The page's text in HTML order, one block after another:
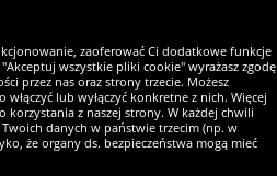
zaoferować Ci dodatkowe funkcje
wszystkie pliki cookie" wyrażasz zgodę
przez nas oraz strony trzecie. Możesz
lub wyłączyć konkretne z nich. Więcej
z naszej strony. W każdej chwili
danych w państwie trzecim (np. w
że organy ds. bezpieczeństwa mogą mieć